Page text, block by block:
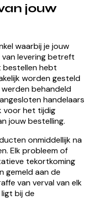
jouw
waarbij je jouw
levering betreft
bestellen hebt
worden gesteld
behandeld
handelaars
voor het tijdig
jouw bestelling.
onmiddellijk na
Elk probleem of
tekortkoming
gemeld aan de
van verval van elk
bij de